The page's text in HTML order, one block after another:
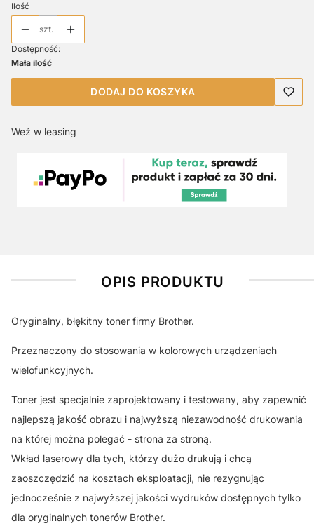
Ilość
szt.
Dostępność:
Mała ilość
DODAJ DO KOSZYKA
Weź w leasing
OPIS PRODUKTU
Oryginalny, błękitny toner firmy Brother.
Przeznaczony do stosowania w kolorowych urządzeniach
wielofunkcyjnych.
Toner jest specjalnie zaprojektowany i testowany, aby zapewnić
najlepszą jakość obrazu i najwyższą niezawodność drukowania
na której można polegać - strona za stroną.
Wkład laserowy dla tych, którzy dużo drukują i chcą
zaoszczędzić na kosztach eksploatacji, nie rezygnując
jednocześnie z najwyższej jakości wydruków dostępnych tylko
dla oryginalnych tonerów Brother.